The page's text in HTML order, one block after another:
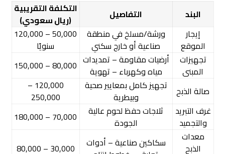
البند التفاصيل
التكلفة التقريبية
(ريال سعودي)
إيجار
الموقع
ورشة/مسلخ في منطقة
صناعية أو خارج سكني
50,000 – 120,000
سنويًا
تجهيزات
المبنى
أرضيات مقاومة – تمديدات
مياه وكهرباء – تهوية
80,000 – 150,000
صالة الذبح
تجهيز كامل بمعايير صحية
وبيطرية
120,000 –
250,000
غرف التبريد
والتجميد
ثلاجات حفظ لحوم عالية
الجودة
70,000 – 180,000
معدات
الذبح
سكاكين صناعية – أدوات
30,000 – 80,000